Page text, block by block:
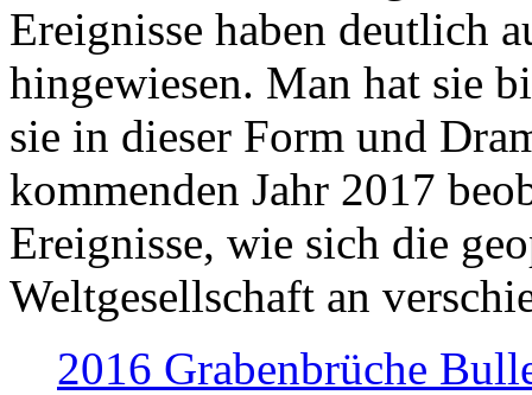
Ereignisse haben deutlich
hingewiesen. Man hat sie
sie in dieser Form und
kommenden Jahr 2017
Ereignisse, wie sich die
Weltgesellschaft an
2016 Grabenbrüche